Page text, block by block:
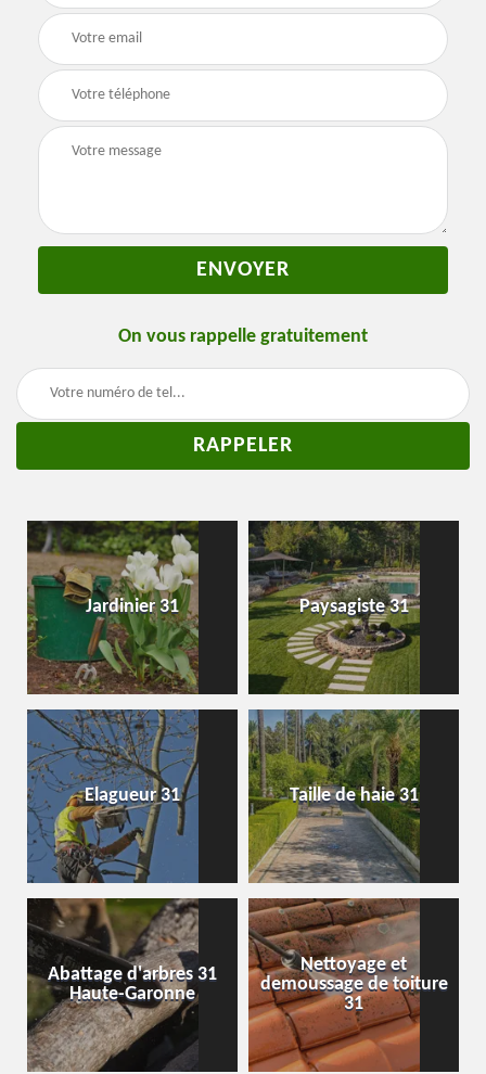
On vous rappelle gratuitement
Jardinier 31 Paysagiste 31
Elagueur 31 Taille de haie 31
Abattage d'arbres 31
Haute-Garonne
Nettoyage et
demoussage de toiture
31